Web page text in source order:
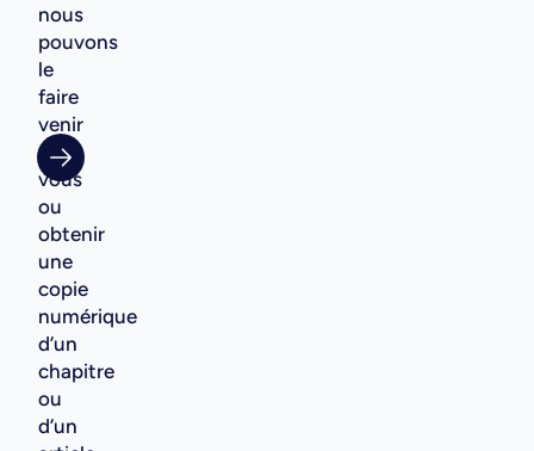
nous
pouvons
le
faire
venir
pour
vous
ou
obtenir
une
copie
numérique
d’un
chapitre
ou
d’un